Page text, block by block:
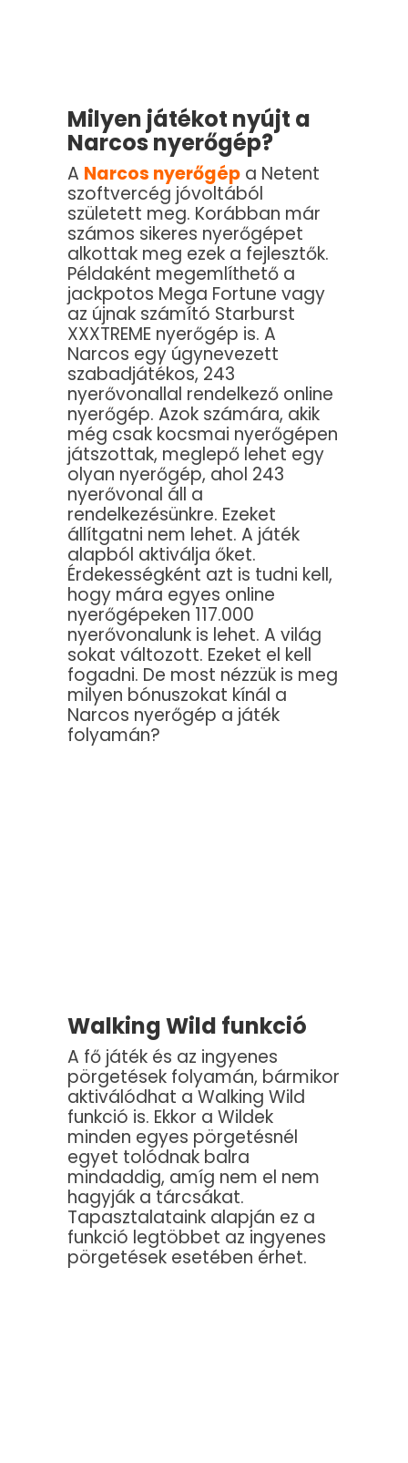
Milyen játékot nyújt a
Narcos nyerőgép?
A Narcos nyerőgép a Netent
szoftvercég jóvoltából
született meg. Korábban már
számos sikeres nyerőgépet
alkottak meg ezek a fejlesztők.
Példaként megemlíthető a
jackpotos Mega Fortune vagy
az újnak számító Starburst
XXXTREME nyerőgép is. A
Narcos egy úgynevezett
szabadjátékos, 243
nyerővonallal rendelkező online
nyerőgép. Azok számára, akik
még csak kocsmai nyerőgépen
játszottak, meglepő lehet egy
olyan nyerőgép, ahol 243
nyerővonal áll a
rendelkezésünkre. Ezeket
állítgatni nem lehet. A játék
alapból aktiválja őket.
Érdekességként azt is tudni kell,
hogy mára egyes online
nyerőgépeken 117.000
nyerővonalunk is lehet. A világ
sokat változott. Ezeket el kell
fogadni. De most nézzük is meg
milyen bónuszokat kínál a
Narcos nyerőgép a játék
folyamán?
Walking Wild funkció
A fő játék és az ingyenes
pörgetések folyamán, bármikor
aktiválódhat a Walking Wild
funkció is. Ekkor a Wildek
minden egyes pörgetésnél
egyet tolódnak balra
mindaddig, amíg nem el nem
hagyják a tárcsákat.
Tapasztalataink alapján ez a
funkció legtöbbet az ingyenes
pörgetések esetében érhet.